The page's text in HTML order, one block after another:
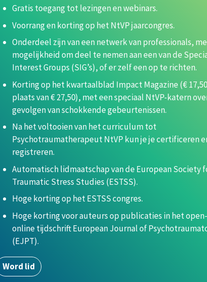
Gratis toegang tot lezingen en webinars.
Voorrang en korting op het NtVP jaarcongres.
Onderdeel zijn van een netwerk van professionals,
mogelijkheid om deel te nemen aan een van de
Interest Groups (SIG’s), of er zelf een op te richten.
Korting op het kwartaalblad Impact Magazine (€
plaats van € 27,50), met een speciaal NtVP-katern
gevolgen van schokkende gebeurtenissen.
Na het voltooien van het curriculum tot
Psychotraumatherapeut NtVP kun je je certificeren
registreren.
Automatisch lidmaatschap van de European Society
Traumatic Stress Studies (ESTSS).
Hoge korting op het ESTSS congres.
Hoge korting voor auteurs op publicaties in het
online tijdschrift European Journal of
(EJPT).
Word lid